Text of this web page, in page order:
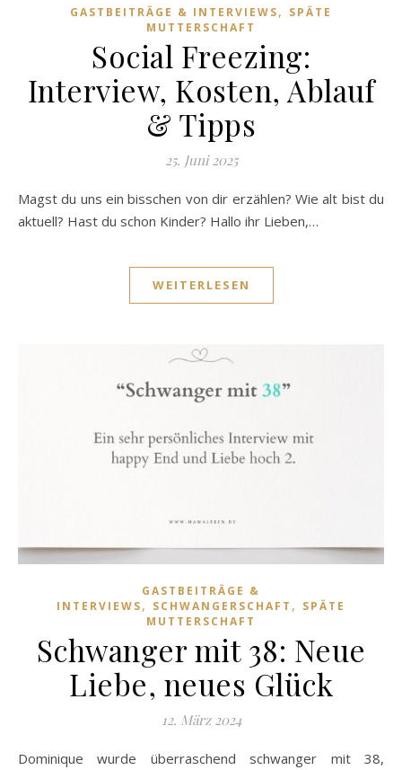
GASTBEITRÄGE & INTERVIEWS, SPÄTE
MUTTERSCHAFT
Social Freezing:
Interview, Kosten, Ablauf
& Tipps
25. Juni 2025
Magst du uns ein bisschen von dir erzählen? Wie alt bist du
aktuell? Hast du schon Kinder? Hallo ihr Lieben,…
WEITERLESEN
GASTBEITRÄGE &
INTERVIEWS, SCHWANGERSCHAFT , SPÄTE
MUTTERSCHAFT
Schwanger mit 38: Neue
Liebe, neues Glück
12. März 2024
Dominique wurde überraschend schwanger mit 38,